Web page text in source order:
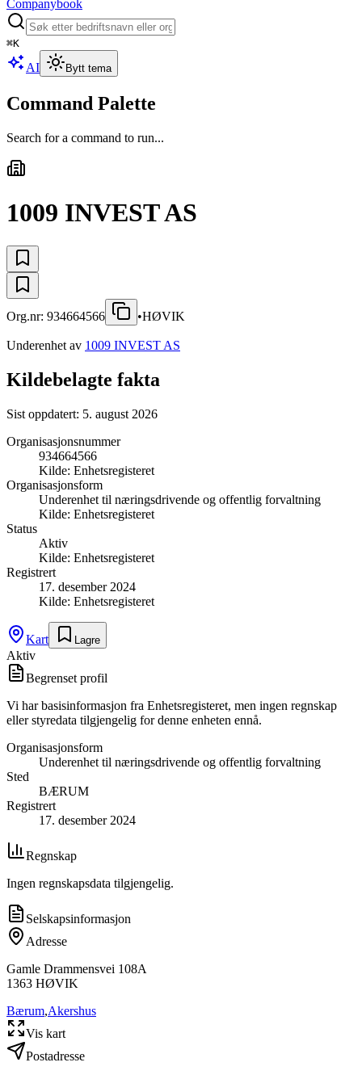
Companybook
⌘K
AI Bytt tema
Command Palette
Search for a command to run...
1009 INVEST AS
Org.nr: 934664566 •HØVIK
Underenhet av 1009 INVEST AS
Kildebelagte fakta
Sist oppdatert: 5. august 2026
Organisasjonsnummer
934664566
Kilde: Enhetsregisteret
Organisasjonsform
Underenhet til næringsdrivende og offentlig forvaltning
Kilde: Enhetsregisteret
Status
Aktiv
Kilde: Enhetsregisteret
Registrert
17. desember 2024
Kilde: Enhetsregisteret
Kart Lagre
Aktiv
Begrenset profil
Vi har basisinformasjon fra Enhetsregisteret, men ingen regnskap
eller styredata tilgjengelig for denne enheten ennå.
Organisasjonsform
Underenhet til næringsdrivende og offentlig forvaltning
Sted
BÆRUM
Registrert
17. desember 2024
Regnskap
Ingen regnskapsdata tilgjengelig.
Selskapsinformasjon
Adresse
Gamle Drammensvei 108A
1363 HØVIK
Bærum,Akershus
Vis kart
Postadresse